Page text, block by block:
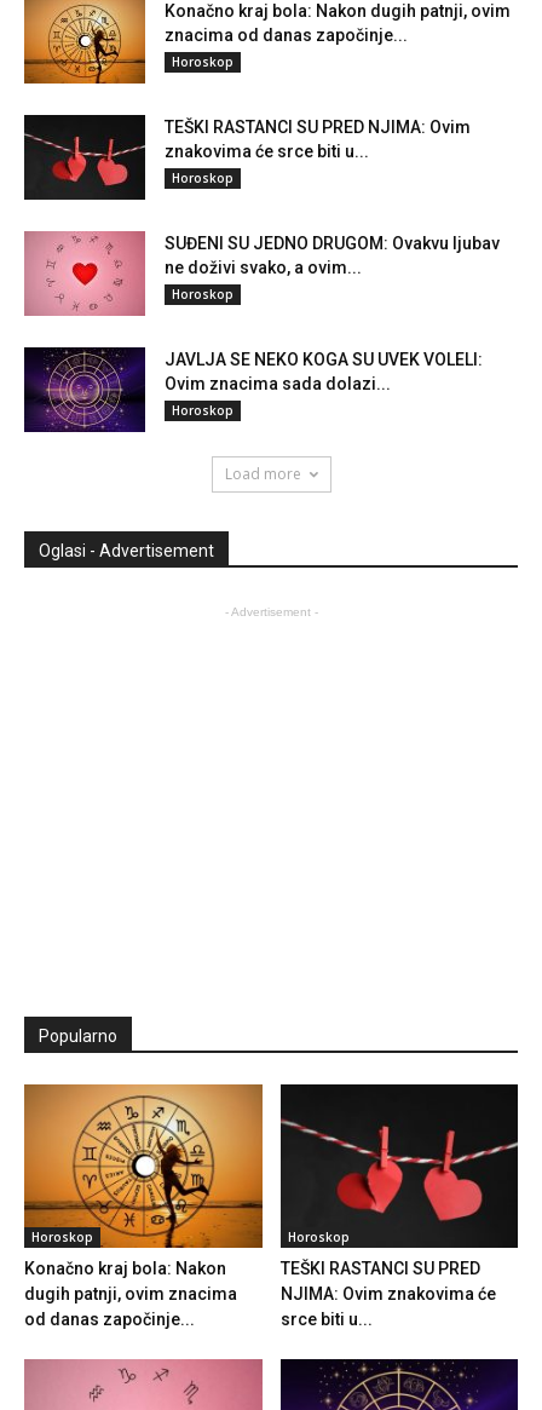
Konačno kraj bola: Nakon dugih patnji, ovim
znacima od danas započinje...
Horoskop
TEŠKI RASTANCI SU PRED NJIMA: Ovim
znakovima će srce biti u...
Horoskop
SUĐENI SU JEDNO DRUGOM: Ovakvu ljubav
ne doživi svako, a ovim...
Horoskop
JAVLJA SE NEKO KOGA SU UVEK VOLELI:
Ovim znacima sada dolazi...
Horoskop
Load more
Oglasi - Advertisement
- Advertisement -
Popularno
Horoskop
Konačno kraj bola: Nakon
dugih patnji, ovim znacima
od danas započinje...
Horoskop
TEŠKI RASTANCI SU PRED
NJIMA: Ovim znakovima će
srce biti u...